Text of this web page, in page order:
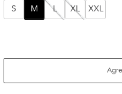
S M L XL XXL